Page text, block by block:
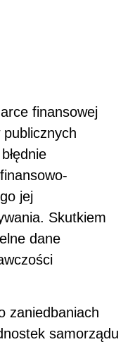
finansowej
jej
Skutkiem
dane
zaniedbaniach
samorządu